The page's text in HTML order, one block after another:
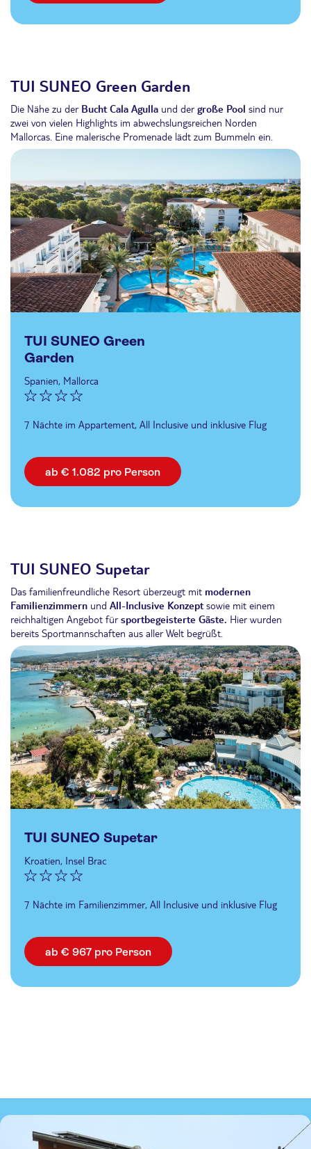
TUI SUNEO Green Garden
Die Nähe zu der Bucht Cala Agulla und dergroße Pool sind nur
zwei von vielen Highlights im abwechslungsreichen Norden
Mallorcas. Eine malerische Promenade lädt zum Bummeln ein.
TUI SUNEO Green
Garden
Spanien, Mallorca
7 Nächte im Appartement, All Inclusive und inklusive Flug
ab € 1.082 pro Person
TUI SUNEO Supetar
Das familienfreundliche Resort überzeugt mit modernen
Familienzimmern und All-Inclusive Konzeptsowie mit einem
reichhaltigen Angebot fürsportbegeisterte Gäste. Hier wurden
bereits Sportmannschaften aus aller Welt begrüßt.
TUI SUNEO Supetar
Kroatien, Insel Brac
7 Nächte im Familienzimmer, All Inclusive und inklusive Flug
ab € 967 pro Person